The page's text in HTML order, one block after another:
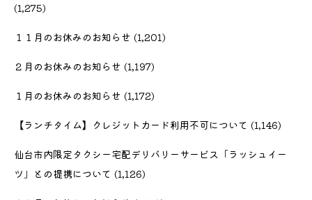
(1,275)
１１月のお休みのお知らせ (1,201)
２月のお休みのお知らせ (1,197)
１月のお休みのお知らせ (1,172)
【ランチタイム】クレジットカード利用不可について (1,146)
仙台市内限定タクシー宅配デリバリーサービス「ラッシュイー
ツ」との提携について (1,126)